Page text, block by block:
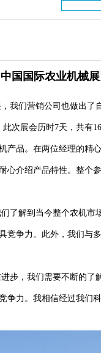
国国际农业机械
们营销公司也做出了自
次展会历时7天，共有
产品。在两位经理的精
心介绍产品特性。整个
解到当今整个农机市
竞争力。此外，我们与
，我们需要不断的了
争力。我相信经过我们